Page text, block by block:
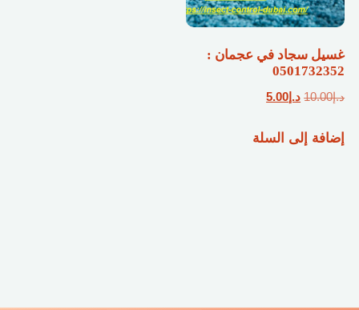
غسيل سجاد في عجمان :
0501732352
د.إ10.00 السعر
هو:
د.إ 5.00السعر
هو:
إضافة إلى السلة